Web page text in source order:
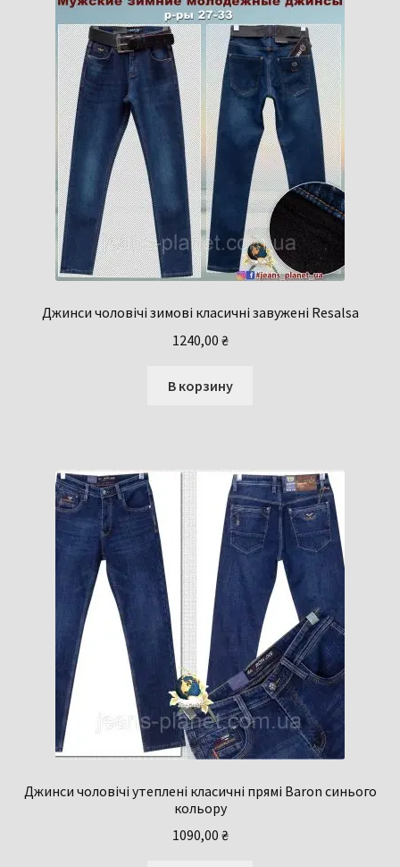
Джинси чоловічі зимові класичні завужені Resalsa
1240,00 ₴
В корзину
Джинси чоловічі утеплені класичні прямі Baron синього
кольору
1090,00 ₴